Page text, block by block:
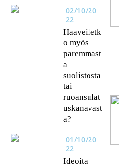
02/10/20
22
Haaveiletk
o myös
paremmast
a
suolistosta
tai
ruoansulat
uskanavast
a?
01/10/20
22
Ideoita